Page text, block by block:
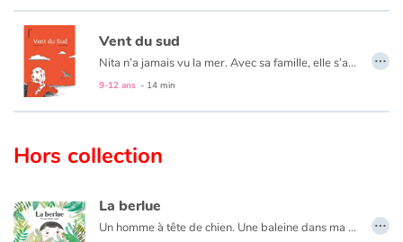
Vent du sud
Nita n’a jamais vu la mer. Avec sa famille, elle s’apprête à quitter son pays pour commencer une nouvelle vie de l’autre côté de la mer.
Ce nouveau titre de la collection Hissez ho ! aborde la question de la migration à travers les yeux d’une enfant.
9-12 ans - 14 min
…
Hors collection
La berlue
Un homme à tête de chien. Une baleine dans ma baignoire. Un tapir dans mon jardin... La vie est surprenante aujourd’hui !
…